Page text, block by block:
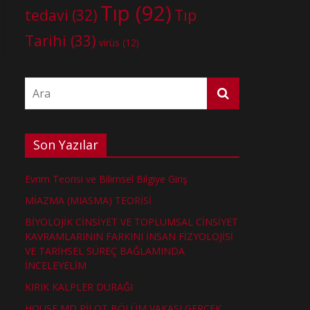
tedavi (32) Tıp (92) Tıp
Tarihi (33) virüs (12)
Son Yazılar
Evrim Teorisi ve Bilimsel Bilgiye Giriş
MİAZMA (MIASMA) TEORİSİ
BİYOLOJİK CİNSİYET VE TOPLUMSAL CİNSİYET
KAVRAMLARININ FARKINI İNSAN FİZYOLOJİSİ
VE TARİHSEL SÜREÇ BAĞLAMINDA
İNCELEYELİM
KIRIK KALPLER DURAĞI